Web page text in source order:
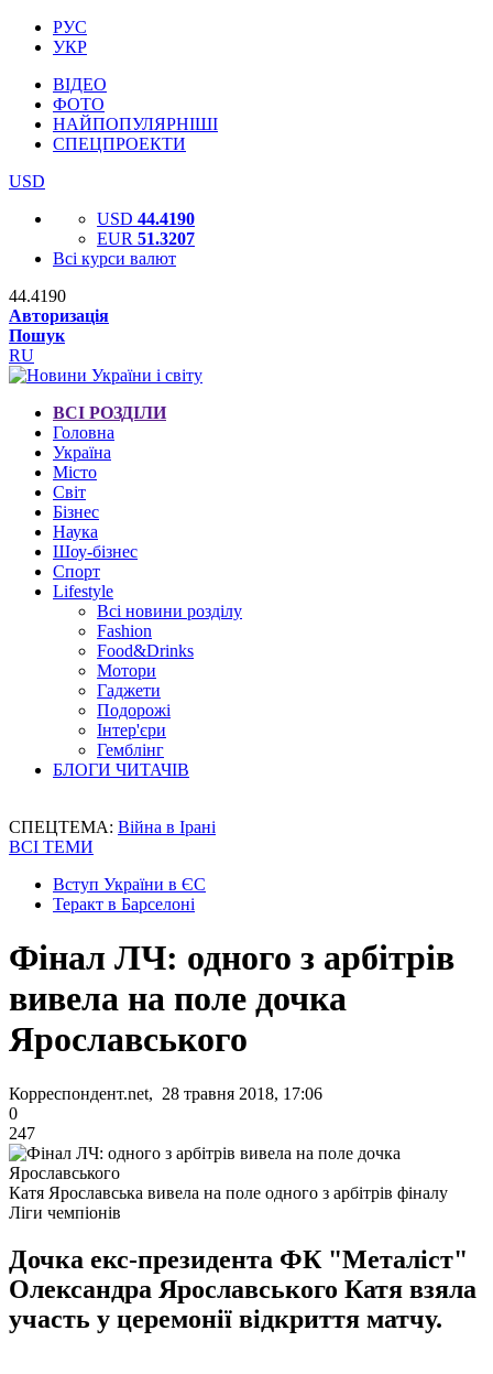
РУС
УКР
ВІДЕО
ФОТО
НАЙПОПУЛЯРНІШІ
СПЕЦПРОЕКТИ
USD
USD 44.4190
EUR 51.3207
Всі курси валют
44.4190
Авторизація
Пошук
RU
ВСІ РОЗДІЛИ
Головна
Україна
Місто
Світ
Бізнес
Наука
Шоу-бізнес
Спорт
Lifestyle
Всі новини розділу
Fashion
Food&Drinks
Мотори
Гаджети
Подорожі
Інтер'єри
Гемблінг
БЛОГИ ЧИТАЧІВ
СПЕЦТЕМА: Війна в Ірані
ВСІ ТЕМИ
Вступ України в ЄС
Теракт в Барселоні
Фінал ЛЧ: одного з арбітрів
вивела на поле дочка
Ярославського
Корреспондент.net, 28 травня 2018, 17:06
0
247
Катя Ярославська вивела на поле одного з арбітрів фіналу
Ліги чемпіонів
Дочка екс-президента ФК "Металіст"
Олександра Ярославського Катя взяла
участь у церемонії відкриття матчу.